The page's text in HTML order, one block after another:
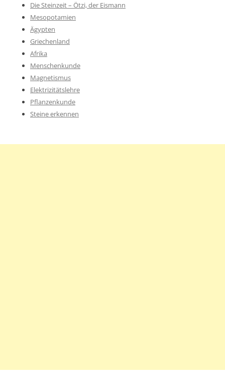
Die Steinzeit – Ötzi, der Eismann
Mesopotamien
Ägypten
Griechenland
Afrika
Menschenkunde
Magnetismus
Elektrizitätslehre
Pflanzenkunde
Steine erkennen